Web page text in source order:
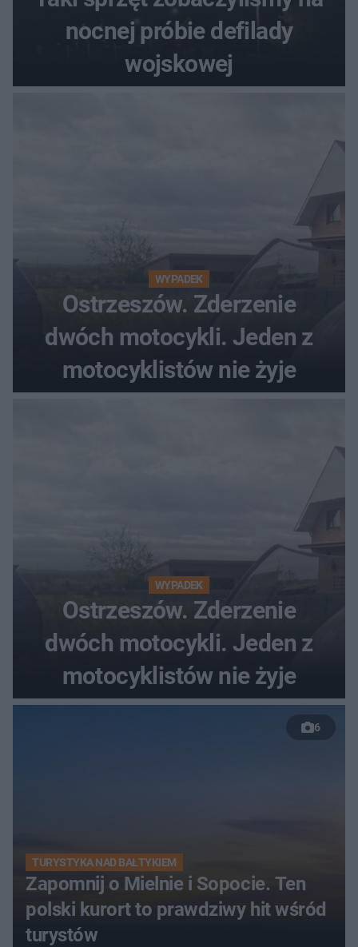
nocnej próbie defilady
wojskowej
WYPADEK
Ostrzeszów. Zderzenie
dwóch motocykli. Jeden z
motocyklistów nie żyje
WYPADEK
Ostrzeszów. Zderzenie
dwóch motocykli. Jeden z
motocyklistów nie żyje
6
TURYSTYKA NAD BAŁTYKIEM
Zapomnij o Mielnie i Sopocie. Ten
polski kurort to prawdziwy hit wśród
turystów